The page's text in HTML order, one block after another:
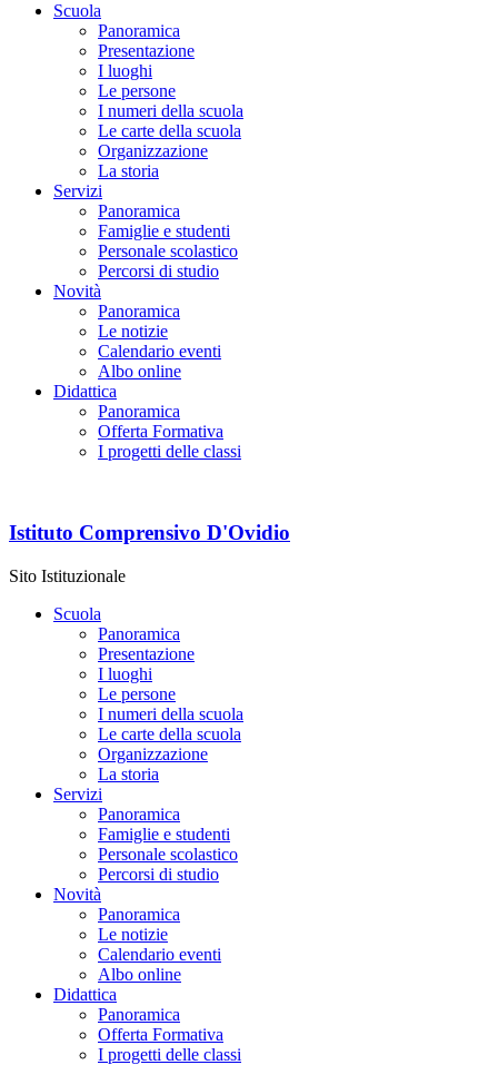
Scuola
Panoramica
Presentazione
I luoghi
Le persone
I numeri della scuola
Le carte della scuola
Organizzazione
La storia
Servizi
Panoramica
Famiglie e studenti
Personale scolastico
Percorsi di studio
Novità
Panoramica
Le notizie
Calendario eventi
Albo online
Didattica
Panoramica
Offerta Formativa
I progetti delle classi
Istituto Comprensivo D'Ovidio
Sito Istituzionale
Scuola
Panoramica
Presentazione
I luoghi
Le persone
I numeri della scuola
Le carte della scuola
Organizzazione
La storia
Servizi
Panoramica
Famiglie e studenti
Personale scolastico
Percorsi di studio
Novità
Panoramica
Le notizie
Calendario eventi
Albo online
Didattica
Panoramica
Offerta Formativa
I progetti delle classi